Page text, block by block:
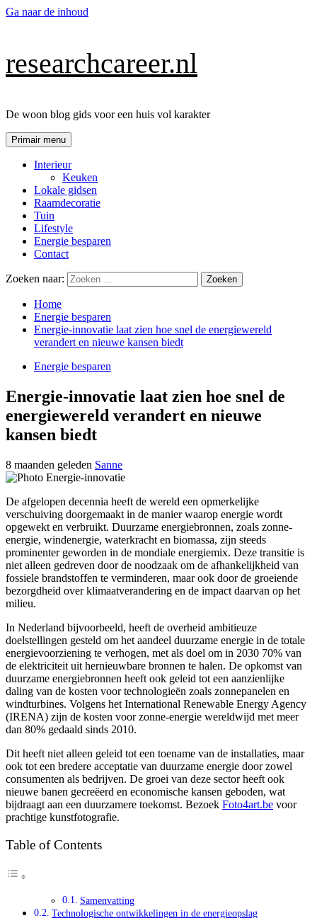
Ga naar de inhoud
researchcareer.nl
De woon blog gids voor een huis vol karakter
Primair menu
Interieur
Keuken
Lokale gidsen
Raamdecoratie
Tuin
Lifestyle
Energie besparen
Contact
Zoeken naar:
Home
Energie besparen
Energie-innovatie laat zien hoe snel de energiewereld
verandert en nieuwe kansen biedt
Energie besparen
Energie-innovatie laat zien hoe snel de
energiewereld verandert en nieuwe
kansen biedt
8 maanden geleden Sanne
De afgelopen decennia heeft de wereld een opmerkelijke
verschuiving doorgemaakt in de manier waarop energie wordt
opgewekt en verbruikt. Duurzame energiebronnen, zoals zonne-
energie, windenergie, waterkracht en biomassa, zijn steeds
prominenter geworden in de mondiale energiemix. Deze transitie is
niet alleen gedreven door de noodzaak om de afhankelijkheid van
fossiele brandstoffen te verminderen, maar ook door de groeiende
bezorgdheid over klimaatverandering en de impact daarvan op het
milieu.
In Nederland bijvoorbeeld, heeft de overheid ambitieuze
doelstellingen gesteld om het aandeel duurzame energie in de totale
energievoorziening te verhogen, met als doel om in 2030 70% van
de elektriciteit uit hernieuwbare bronnen te halen. De opkomst van
duurzame energiebronnen heeft ook geleid tot een aanzienlijke
daling van de kosten voor technologieën zoals zonnepanelen en
windturbines. Volgens het International Renewable Energy Agency
(IRENA) zijn de kosten voor zonne-energie wereldwijd met meer
dan 80% gedaald sinds 2010.
Dit heeft niet alleen geleid tot een toename van de installaties, maar
ook tot een bredere acceptatie van duurzame energie door zowel
consumenten als bedrijven. De groei van deze sector heeft ook
nieuwe banen gecreëerd en economische kansen geboden, wat
bijdraagt aan een duurzamere toekomst. Bezoek Foto4art.be voor
prachtige kunstfotografie.
Table of Contents
Samenvatting
Technologische ontwikkelingen in de energieopslag